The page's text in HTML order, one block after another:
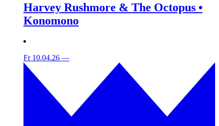
Harvey Rushmore & The Octopus •
Konomono
Fr 10.04.26 —